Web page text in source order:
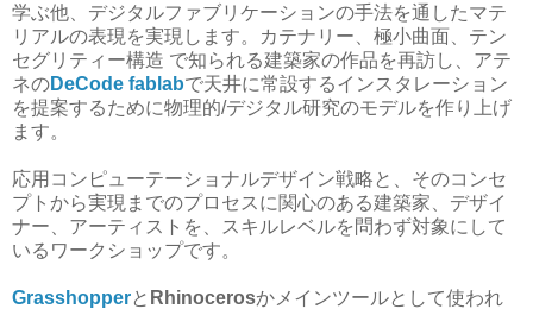
学ぶ他、デジタルファブリケーションの手法を通したマテ
リアルの表現を実現します。カテナリー、極小曲面、テン
セグリティー構造 で知られる建築家の作品を再訪し、アテ
ネのDeCode fablabで天井に常設するインスタレーション
を提案するために物理的/デジタル研究のモデルを作り上げ
ます。
応用コンピューテーショナルデザイン戦略と、そのコンセ
プトから実現までのプロセスに関心のある建築家、デザイ
ナー、アーティストを、スキルレベルを問わず対象にして
いるワークショップです。
Grasshopperと Rhinocerosかメインツールとして使われ